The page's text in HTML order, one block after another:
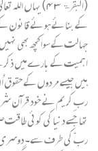
(البقرۃ ۴۳)
کے بنائے ہوئے قانون
جہالت کے سواکچھ بھی
اہمیت کے بارے میں ذکر
ربِ کریم نے خود قرآن
تھاجسے دنیا کی کوئی
ربّ کی طرف سے۔ دوسری